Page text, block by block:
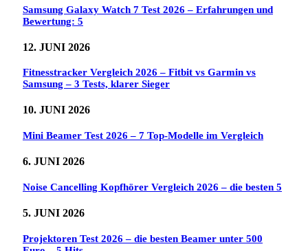
Samsung Galaxy Watch 7 Test 2026 – Erfahrungen und
Bewertung: 5
12. JUNI 2026
Fitnesstracker Vergleich 2026 – Fitbit vs Garmin vs
Samsung – 3 Tests, klarer Sieger
10. JUNI 2026
Mini Beamer Test 2026 – 7 Top-Modelle im Vergleich
6. JUNI 2026
Noise Cancelling Kopfhörer Vergleich 2026 – die besten 5
5. JUNI 2026
Projektoren Test 2026 – die besten Beamer unter 500